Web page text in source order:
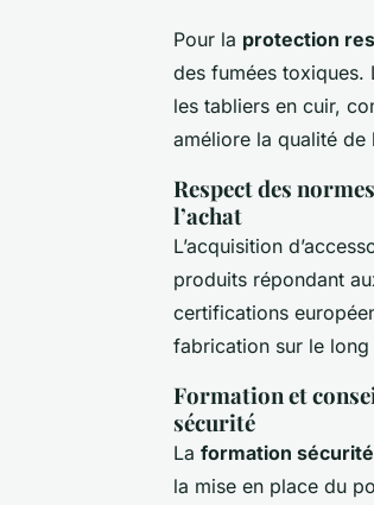
Pour la protection
des fumées toxiques.
les tabliers en cuir,
améliore la qualité de
Respect des
l’achat
L’acquisition
produits répondant
certifications
fabrication sur le long
Formation et
sécurité
La formation
la mise en place du